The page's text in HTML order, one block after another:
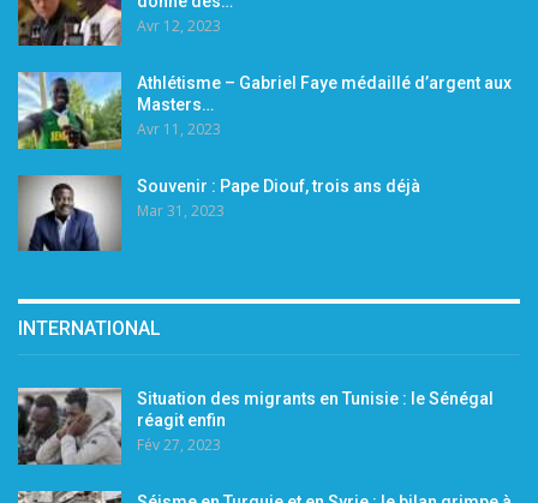
Avr 12, 2023
Athlétisme – Gabriel Faye médaillé d’argent aux
Masters…
Avr 11, 2023
Souvenir : Pape Diouf, trois ans déjà
Mar 31, 2023
INTERNATIONAL
Situation des migrants en Tunisie : le Sénégal
réagit enfin
Fév 27, 2023